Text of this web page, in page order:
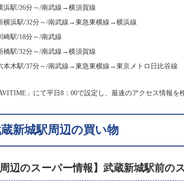
浜駅/26分～/南武線→横須賀線
横浜駅/32分～/南武線→東急東横線→横浜線
崎駅/18分～/南武線
橋駅/32分～/南武線→横須賀線
本木駅/37分～/南武線→東急東横線→東京メトロ日比谷線
」にて平日8：00で設定し、最速のアクセス情報を
新城駅周辺の買い物
周辺のスーパー情報】武蔵新城駅前の